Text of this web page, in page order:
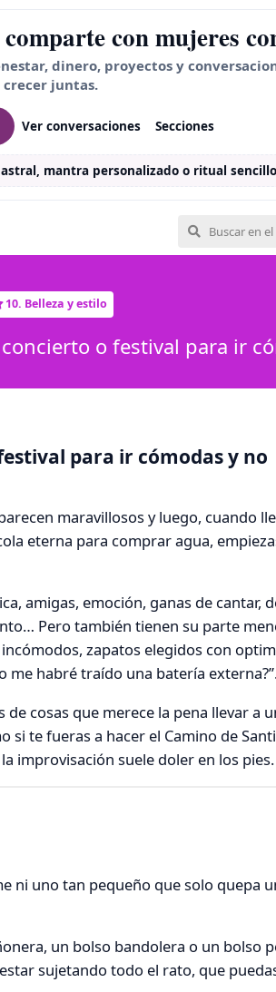
con mujeres
dinero, proyectos y
crecer juntas.
Ver conversaciones Secciones
mantra personalizado o ritual
10. Belleza y estilo
o festival para ir
para ir cómodas y no
maravillosos y luego, cuando
eterna para comprar agua,
amigas, emoción, ganas de cantar,
Pero también tienen su parte
zapatos elegidos con
me habré traído una batería
cosas que merece la pena llevar a
te fueras a hacer el Camino de
improvisación suele doler en los pies.
ni uno tan pequeño que solo quepa
un bolso bandolera o un bolso
sujetando todo el rato, que